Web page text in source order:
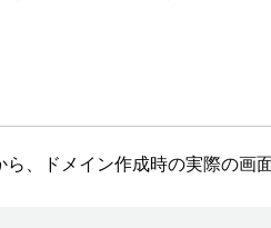
、ドメイン作成時の実際の画